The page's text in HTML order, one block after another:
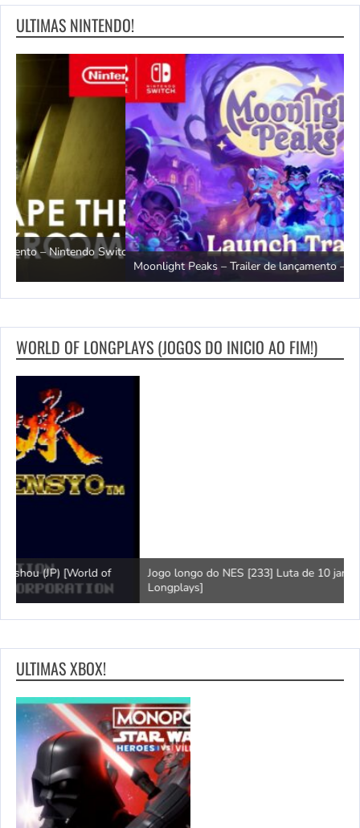
ULTIMAS NINTENDO!
Moonlight Peaks – Trailer de lançamento – Nintendo Switch 2
WORLD OF LONGPLAYS (JOGOS DO INICIO AO FIM!)
Jogo longo do NES [233] Luta de 10 jardas (EUA) [World of
Longplays]
ULTIMAS XBOX!